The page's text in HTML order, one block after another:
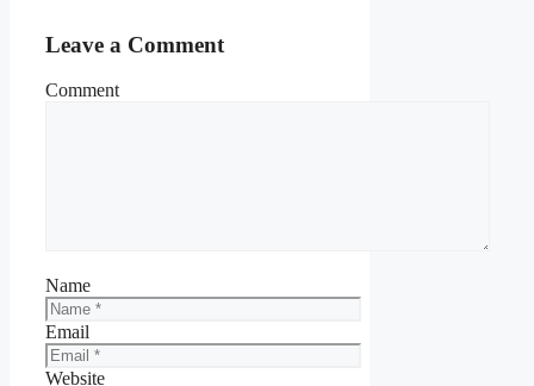
Leave a Comment
Comment
Name
Email
Website